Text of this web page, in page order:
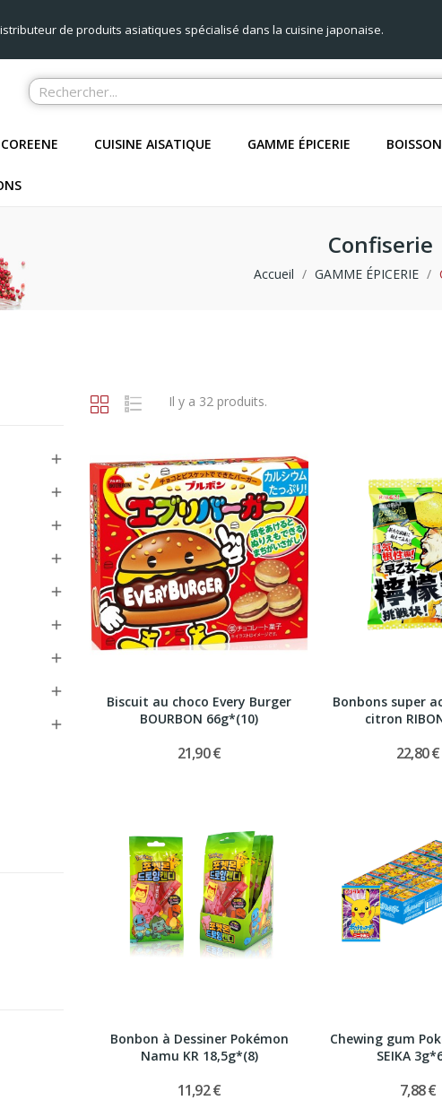
de produits asiatiques spécialisé dans la cuisine japonaise.
CUISINE AISATIQUE GAMME ÉPICERIE
Confiserie
Accueil GAMME ÉPICERIE









Il y a 32 produits.
Biscuit au choco Every Burger
BOURBON 66g*(10)
21,90 €
Bonbons super
citron
22,80 €
Bonbon à Dessiner Pokémon
Namu KR 18,5g*(8)
11,92 €
Chewing gum
SEIKA
7,88 €